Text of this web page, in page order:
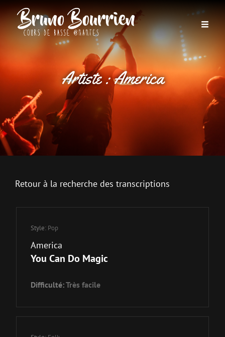
Artiste :America
Retour à la recherche des transcriptions
Style: Pop
America
You Can Do Magic
Difficulté:Très facile